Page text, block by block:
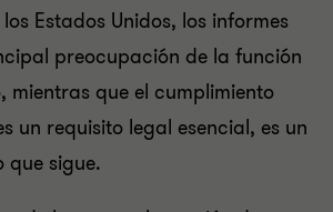
Estados Unidos, los informes
preocupación de la función
mientras que el cumplimiento
un requisito legal esencial, es un
que sigue.